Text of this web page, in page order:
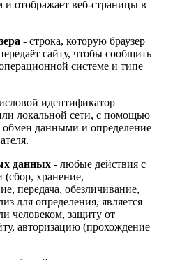
и отображает веб-страницы в
- строка, которую браузер
сайту, чтобы сообщить
системе и типе
идентификатор
локальной сети, с помощью
обмен данными и определение
данных - любые действия с
хранение,
передача, обезличивание,
для определения, является
человеком, защиту от
авторизацию (прохождение